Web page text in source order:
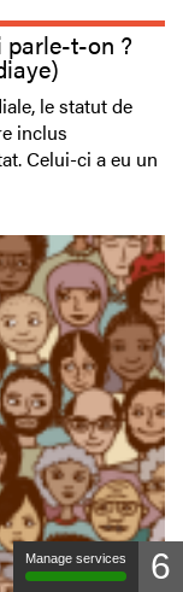
parle-t-on ?
le statut de
inclus
Celui-ci a eu un
Manage services 6